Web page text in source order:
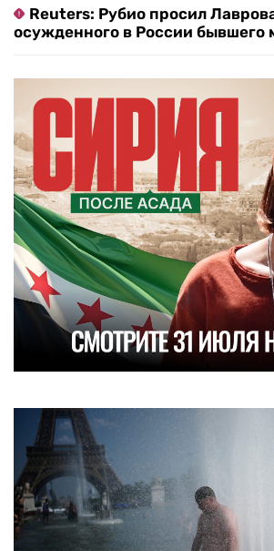
Reuters: Рубио просил
осужденного в России